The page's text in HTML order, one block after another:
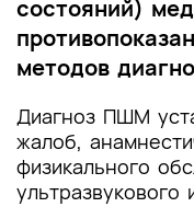
состояний)
методов
Диагноз ПШМ
жалоб,
физикального